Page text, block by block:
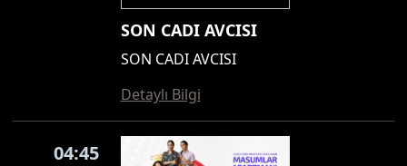
SON CADI AVCISI
SON CADI AVCISI
Detaylı Bilgi
04:45